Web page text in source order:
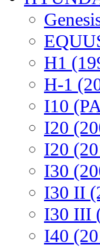
H1
H-1
I10
I20
I20
I30
I30 II
I30 III
I40